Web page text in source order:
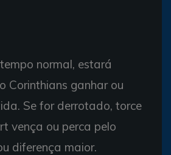
normal, estará
Corinthians ganhar ou
Se for derrotado, torce
vença ou perca pelo
diferença maior.